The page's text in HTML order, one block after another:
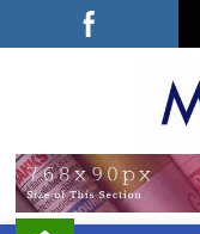
Facebook
LinkedIn